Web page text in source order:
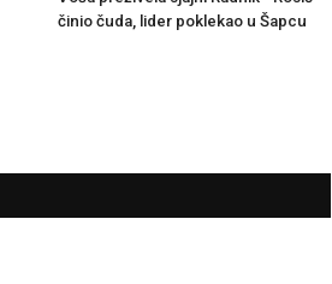
činio čuda, lider poklekao u Šapcu